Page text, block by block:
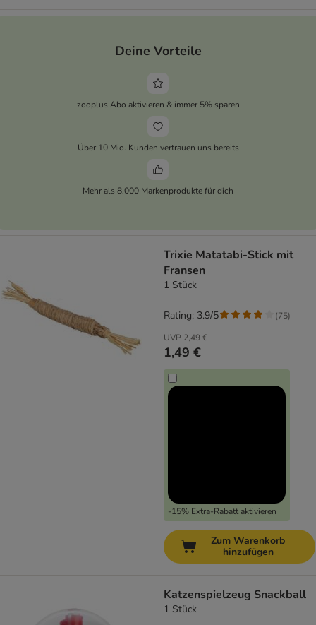
Deine Vorteile
zooplus Abo aktivieren & immer 5% sparen
Über 10 Mio. Kunden vertrauen uns bereits
Mehr als 8.000 Markenprodukte für dich
Trixie Matatabi-Stick mit
Fransen
1 Stück
UVP 2,49 €
1,49 €
-15% Extra-Rabatt aktivieren
Rating: 3.9/5 (75)
Zum Warenkorb
hinzufügen
Katzenspielzeug Snackball
1 Stück